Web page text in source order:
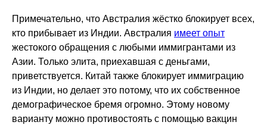
Примечательно, что Австралия жёстко блокирует всех,
кто прибывает из Индии. Австралия имеет опыт
жестокого обращения с любыми иммигрантами из
Азии. Только элита, приехавшая с деньгами,
приветствуется. Китай также блокирует иммиграцию
из Индии, но делает это потому, что их собственное
демографическое бремя огромно. Этому новому
варианту можно противостоять с помощью вакцин